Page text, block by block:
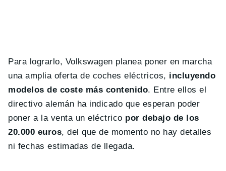
Para lograrlo, Volkswagen planea poner en marcha
una amplia oferta de coches eléctricos, incluyendo
modelos de coste más contenido. Entre ellos el
directivo alemán ha indicado que esperan poder
poner a la venta un eléctrico por debajo de los
20.000 euros, del que de momento no hay detalles
ni fechas estimadas de llegada.